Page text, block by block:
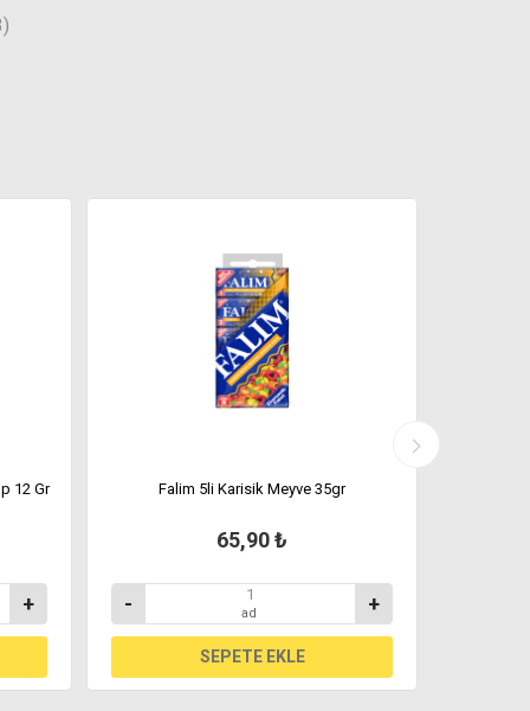
12 Gr
+
Falim 5li Karisik Meyve 35gr
65,90 ₺
- ad +